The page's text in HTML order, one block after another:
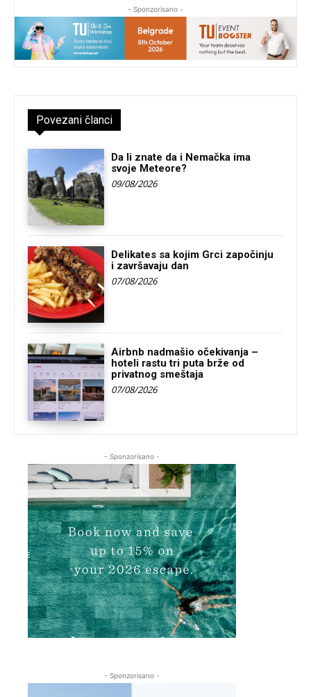
- Sponzorisano -
Povezani članci
Da li znate da i Nemačka ima
svoje Meteore?
09/08/2026
Delikates sa kojim Grci započinju
i završavaju dan
07/08/2026
Airbnb nadmašio očekivanja –
hoteli rastu tri puta brže od
privatnog smeštaja
07/08/2026
- Sponzorisano -
- Sponzorisano -